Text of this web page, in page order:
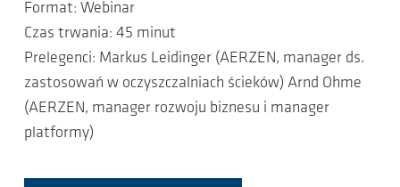
Format: Webinar
Czas trwania: 45 minut
Prelegenci: Markus Leidinger (AERZEN, manager ds.
zastosowań w oczyszczalniach ścieków) Arnd Ohme
(AERZEN, manager rozwoju biznesu i manager
platformy)